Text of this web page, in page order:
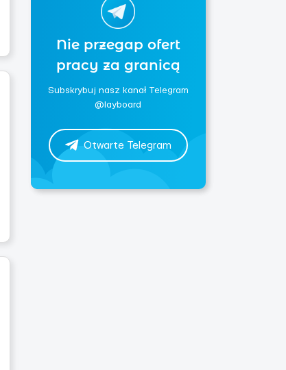
Nie przegap ofert
pracy za granicą
Subskrybuj nasz kanał Telegram
@layboard
Otwarte Telegram